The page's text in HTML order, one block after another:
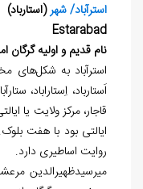
استرآباد/ شهر(استارباد)
Estarabad
نام قدیم و اولیه گرگان
استرآباد به شکل‌های
اَستارباد، اِستاراباد،
قاجار، مرکز ولایت یا
ایالتی بود با هفت
روایت اساطیری دارد.
میرسیدظهیرالدین